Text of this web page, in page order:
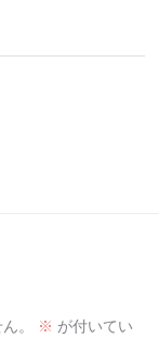
。 ※ が付いてい